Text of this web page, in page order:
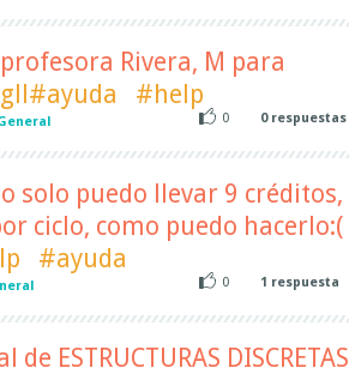
Rivera, M para
#help
0 0respuestas
solo puedo llevar 9 créditos,
ciclo, como puedo hacerlo:(
#ayuda
0 1 respuesta
ESTRUCTURAS DISCRETAS